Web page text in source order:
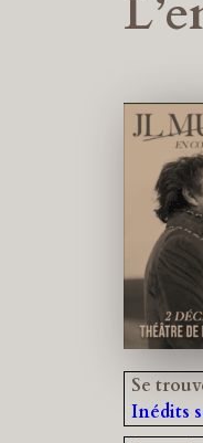
Se
Inédits